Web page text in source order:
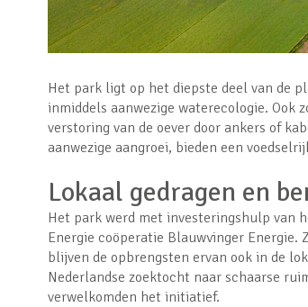
Het park ligt op het diepste deel van de
inmiddels aanwezige waterecologie. Ook
verstoring van de oever door ankers of
aanwezige aangroei, bieden een
Lokaal gedragen en
Het park werd met investeringshulp van
Energie coöperatie Blauwvinger
blijven de opbrengsten ervan ook in de
Nederlandse zoektocht naar schaarse
verwelkomden het initiatief.